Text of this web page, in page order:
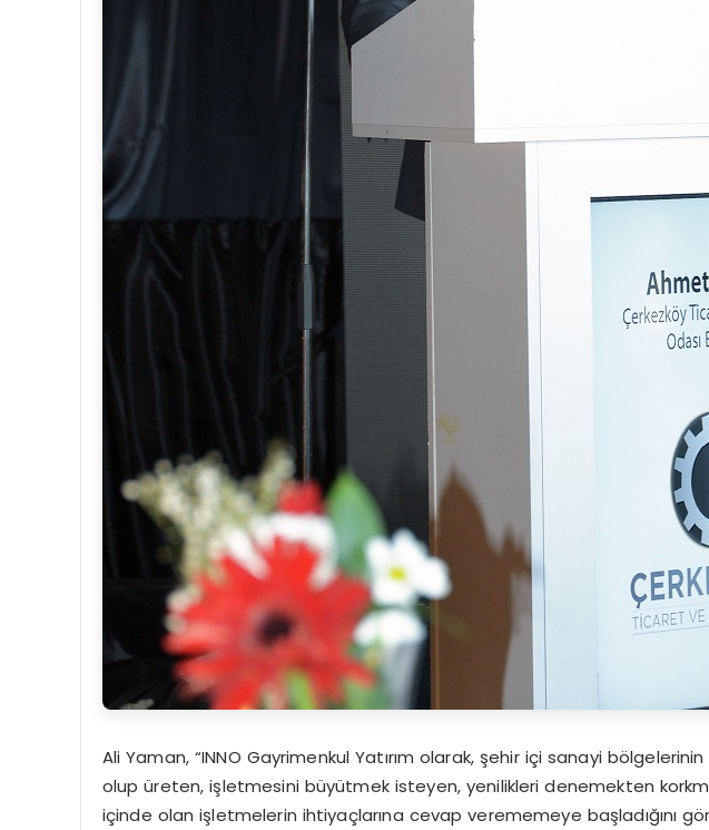
Ali Yaman, “INNO Gayrimenkul Yatırım olarak, şehir içi sanayi
olup üreten, işletmesini büyütmek isteyen, yenilikleri denemekten
içinde olan işletmelerin ihtiyaçlarına cevap verememeye başladığını